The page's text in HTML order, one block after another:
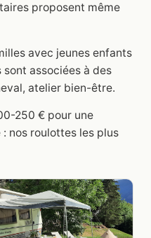
proposent même
avec jeunes enfants
associées à des
atelier bien-être.
250 € pour une
nos roulottes les plus